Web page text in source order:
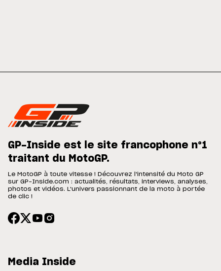
GP-Inside est le site francophone n°1
traitant du MotoGP.
Le MotoGP à toute vitesse ! Découvrez l'intensité du Moto GP
sur GP-Inside.com : actualités, résultats, interviews, analyses,
photos et vidéos. L'univers passionnant de la moto à portée
de clic !
Media Inside